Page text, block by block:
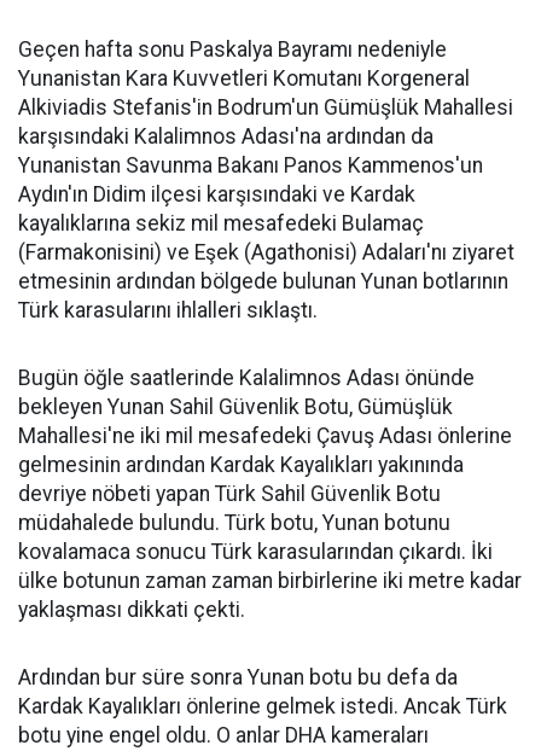
Geçen hafta sonu Paskalya Bayramı nedeniyle
Yunanistan Kara Kuvvetleri Komutanı Korgeneral
Alkiviadis Stefanis'in Bodrum'un Gümüşlük Mahallesi
karşısındaki Kalalimnos Adası'na ardından da
Yunanistan Savunma Bakanı Panos Kammenos'un
Aydın'ın Didim ilçesi karşısındaki ve Kardak
kayalıklarına sekiz mil mesafedeki Bulamaç
(Farmakonisini) ve Eşek (Agathonisi) Adaları'nı ziyaret
etmesinin ardından bölgede bulunan Yunan botlarının
Türk karasularını ihlalleri sıklaştı.
Bugün öğle saatlerinde Kalalimnos Adası önünde
bekleyen Yunan Sahil Güvenlik Botu, Gümüşlük
Mahallesi'ne iki mil mesafedeki Çavuş Adası önlerine
gelmesinin ardından Kardak Kayalıkları yakınında
devriye nöbeti yapan Türk Sahil Güvenlik Botu
müdahalede bulundu. Türk botu, Yunan botunu
kovalamaca sonucu Türk karasularından çıkardı. İki
ülke botunun zaman zaman birbirlerine iki metre kadar
yaklaşması dikkati çekti.
Ardından bur süre sonra Yunan botu bu defa da
Kardak Kayalıkları önlerine gelmek istedi. Ancak Türk
botu yine engel oldu. O anlar DHA kameraları